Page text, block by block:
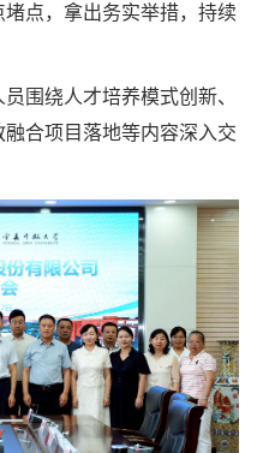
点，拿出务实举措，持续
围绕人才培养模式创新、
合项目落地等内容深入交